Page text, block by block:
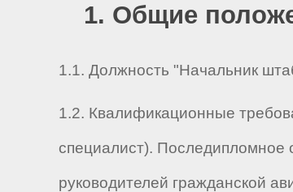
1. Общие
1.1. Должность "Начальник
1.2. Квалификационные
специалист).
руководителей гражданской